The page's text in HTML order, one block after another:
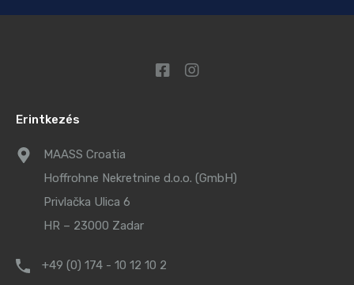
Erintkezés
MAASS Croatia
Hoffrohne Nekretnine d.o.o. (GmbH)
Privlačka Ulica 6
HR – 23000 Zadar
+49 (0) 174 - 10 12 10 2